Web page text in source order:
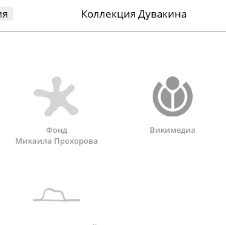
Коллекция Дувакина
Фонд
Михаила Прохорова
Викимедиа